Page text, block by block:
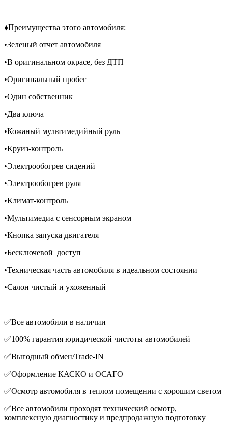
♦️Преимущества этого автомобиля:
•Зеленый отчет автомобиля
•В оригинальном окрасе, без ДТП
•Оригинальный пробег
•Один собственник
•Два ключа
•Кожаный мультимедийный руль
•Круиз-контроль
•Электрообогрев сидений
•Электрообогрев руля
•Климат-контроль
•Мультимедиа с сенсорным экраном
•Кнопка запуска двигателя
•Бесключевой доступ
•Техническая часть автомобиля в идеальном состоянии
•Салон чистый и ухоженный
✅Все автомобили в наличии
✅100% гарантия юридической чистоты автомобилей
✅Выгодный обмен/Trade-IN
✅Оформление КАСКО и ОСАГО
✅Осмотр автомобиля в теплом помещении с хорошим светом
✅Все автомобили проходят технический осмотр,
комплексную диагностику и предпродажную подготовку